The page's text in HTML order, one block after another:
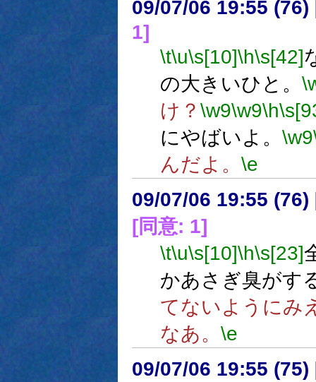
09/07/06 19:55 (76)
1]
\t\u\s[10]\h\s[42]
の大きいひと。
け？ \w9\w9\h
にやばいよ。 \w9
んだよ。 \e
09/07/06 19:55 (76)
[同意: 1]
\t\u\s[10]\h\s[23]
かあさぎ臭がす
てないようにみ
なあ。 \e
09/07/06 19:55 (75)